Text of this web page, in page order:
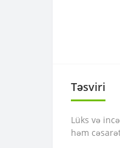
Təsviri
Lüks və
həm